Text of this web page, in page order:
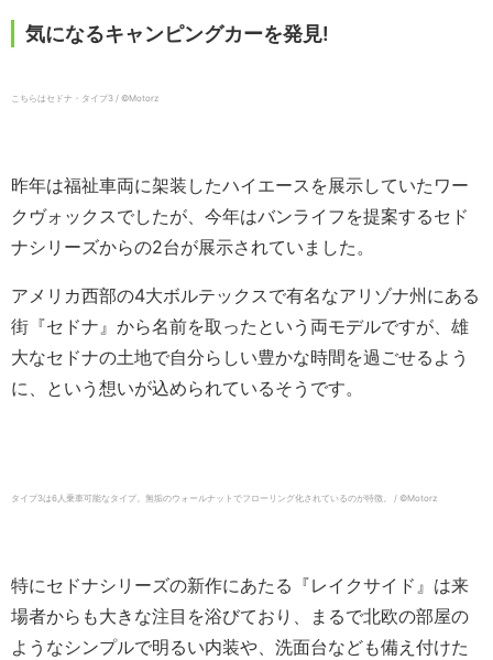
気になるキャンピングカーを発見!
こちらはセドナ・タイプ3 / ©️Motorz
昨年は福祉車両に架装したハイエースを展示していたワー
クヴォックスでしたが、今年はバンライフを提案するセド
ナシリーズからの2台が展示されていました。
アメリカ西部の4大ボルテックスで有名なアリゾナ州にある
街『セドナ』から名前を取ったという両モデルですが、雄
大なセドナの土地で自分らしい豊かな時間を過ごせるよう
に、という想いが込められているそうです。
タイプ3は6人乗車可能なタイプ。無垢のウォールナットでフローリング化されているのが特徴。 / ©️Motorz
特にセドナシリーズの新作にあたる『レイクサイド』は来
場者からも大きな注目を浴びており、まるで北欧の部屋の
ようなシンプルで明るい内装や、洗面台なども備え付けた